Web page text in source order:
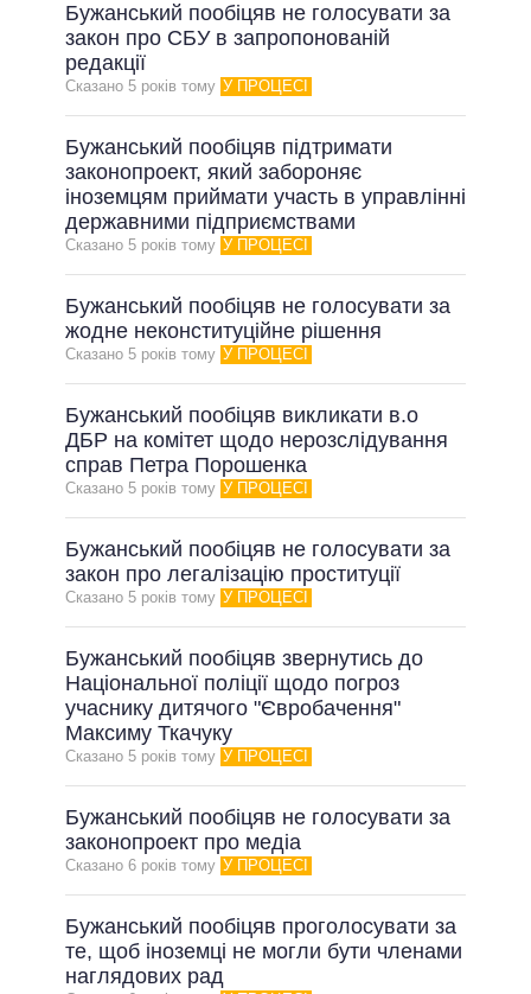
Бужанський пообіцяв не голосувати за
закон про СБУ в запропонованій
редакції
Сказано 5 рокiв тому У ПРОЦЕСІ
Бужанський пообіцяв підтримати
законопроект, який забороняє
іноземцям приймати участь в управлінні
державними підприємствами
Сказано 5 рокiв тому У ПРОЦЕСІ
Бужанський пообіцяв не голосувати за
жодне неконституційне рішення
Сказано 5 рокiв тому У ПРОЦЕСІ
Бужанський пообіцяв викликати в.о
ДБР на комітет щодо нерозслідування
справ Петра Порошенка
Сказано 5 рокiв тому У ПРОЦЕСІ
Бужанський пообіцяв не голосувати за
закон про легалізацію проституції
Сказано 5 рокiв тому У ПРОЦЕСІ
Бужанський пообіцяв звернутись до
Національної поліції щодо погроз
учаснику дитячого "Євробачення"
Максиму Ткачуку
Сказано 5 рокiв тому У ПРОЦЕСІ
Бужанський пообіцяв не голосувати за
законопроект про медіа
Сказано 6 рокiв тому У ПРОЦЕСІ
Бужанський пообіцяв проголосувати за
те, щоб іноземці не могли бути членами
наглядових рад